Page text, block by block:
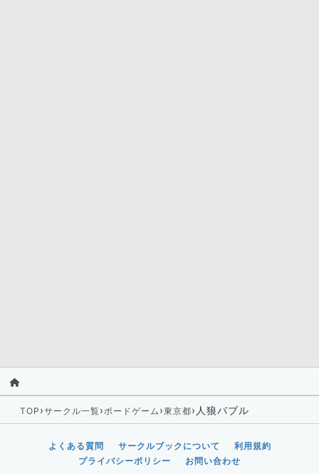
TOP ›サークル一覧›ボードゲーム ›東京都› 人狼バブル
よくある質問 サークルブックについて
利用規約
プライバシーポリシー
お問い合わせ